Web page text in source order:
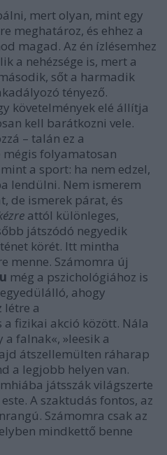
mert olyan, mint egy
meghatároz, és ehhez a
magad. Az én ízlésemhez
a nehézsége is, mert a
sőt a harmadik
tényező.
követelmények elé állítja
kell barátkozni vele.
– talán ez a
mégis folyamatosan
a sport: ha nem edzel,
lendülni. Nem ismerem
de ismerek párat, és
attól különleges,
játszódó negyedik
körét. Itt mintha
menne. Számomra új
még a pszichológiához is
ahogy
létre a
fizikai akció között. Nála
a falnak«, »leesik a
átszellemülten ráharap
a legjobb helyen van.
játsszák világszerte
A szaktudás fontos, az
Számomra csak az
mindkettő benne